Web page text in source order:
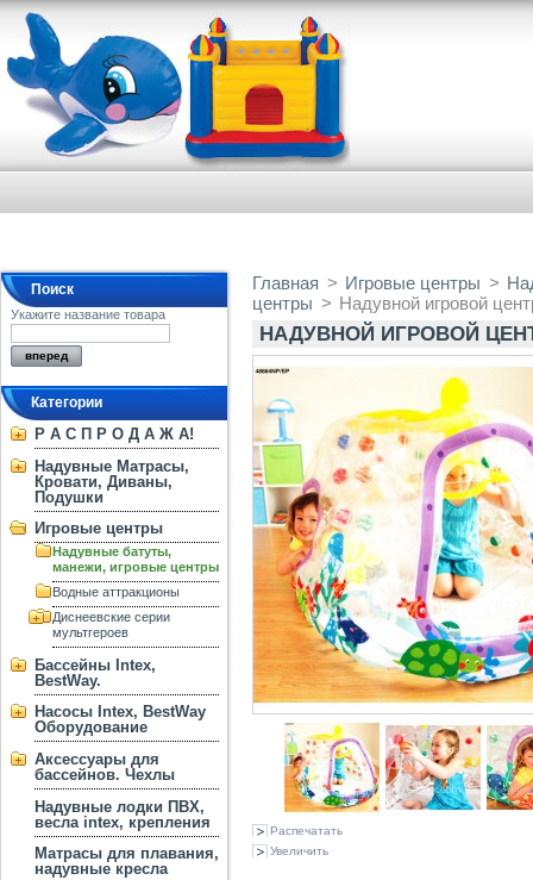
Поиск
Укажите название товара
Категории
Р А С П Р О Д А Ж А!
Надувные Матрасы,
Кровати, Диваны,
Подушки
Игровые центры
Надувные батуты,
манежи, игровые центры
Водные аттракционы
Диснеевские серии
мультгероев
Бассейны Intex,
BestWay.
Насосы Intex, BestWay
Оборудование
Аксессуары для
бассейнов. Чехлы
Надувные лодки ПВХ,
весла intex, крепления
Матрасы для плавания,
надувные кресла
Главная > Игровые центры >
центры > Надувной игровой
НАДУВНОЙ ИГРОВОЙ
Распечатать
Увеличить